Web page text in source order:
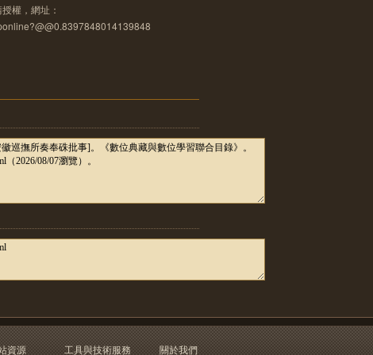
權，網址：
資源 工具與技術服務 關於我們